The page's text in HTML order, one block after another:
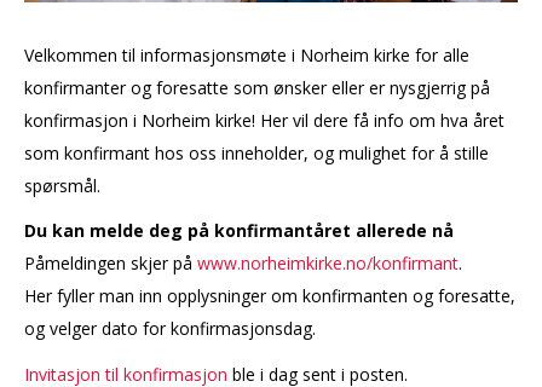
Velkommen til informasjonsmøte i Norheim kirke for alle
konfirmanter og foresatte som ønsker eller er nysgjerrig på
konfirmasjon i Norheim kirke! Her vil dere få info om hva året
som konfirmant hos oss inneholder, og mulighet for å stille
spørsmål.
Du kan melde deg på konfirmantåret allerede nå
Påmeldingen skjer på www.norheimkirke.no/konfirmant.
Her fyller man inn opplysninger om konfirmanten og foresatte,
og velger dato for konfirmasjonsdag.
Invitasjon til konfirmasjon ble i dag sent i posten.